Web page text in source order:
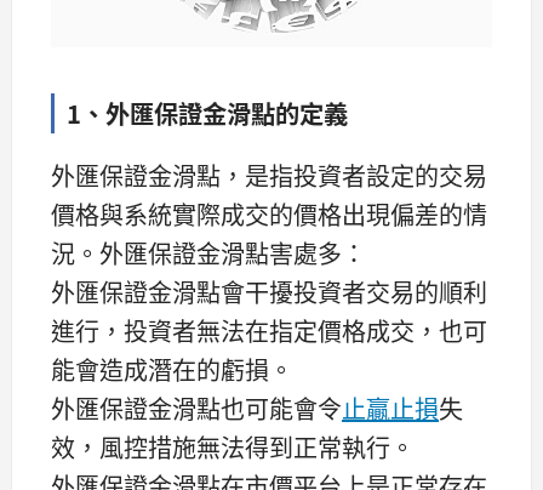
1、外匯保證金滑點的定義
外匯保證金滑點，是指投資者設定的交易
價格與系統實際成交的價格出現偏差的情
況。外匯保證金滑點害處多：
外匯保證金滑點會干擾投資者交易的順利
進行，投資者無法在指定價格成交，也可
能會造成潛在的虧損。
外匯保證金滑點也可能會令止贏止損失
效，風控措施無法得到正常執行。